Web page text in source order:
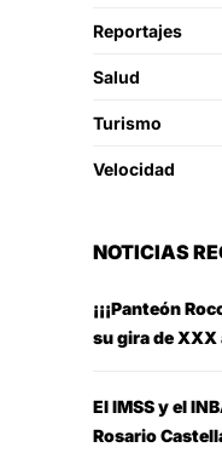
Reportajes
Salud
Turismo
Velocidad
NOTICIAS
¡¡¡Panteón
su gira de
El IMSS y el
Rosario